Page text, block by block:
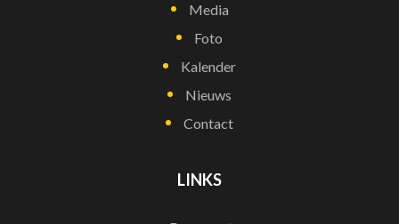
Media
Foto
Kalender
Nieuws
Contact
LINKS